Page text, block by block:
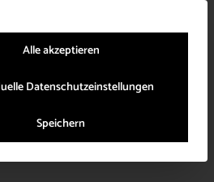
Platz Anfragen
Alle akzeptieren
Datenschutzeinstellungen
Speichern